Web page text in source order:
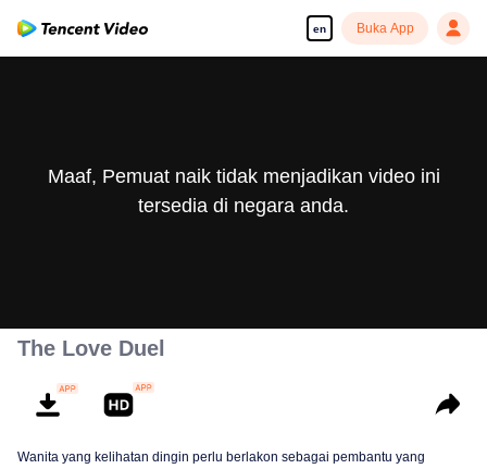
en Buka App
Maaf, Pemuat naik tidak menjadikan video ini
tersedia di negara anda.
The Love Duel
Wanita yang kelihatan dingin perlu berlakon sebagai pembantu yang